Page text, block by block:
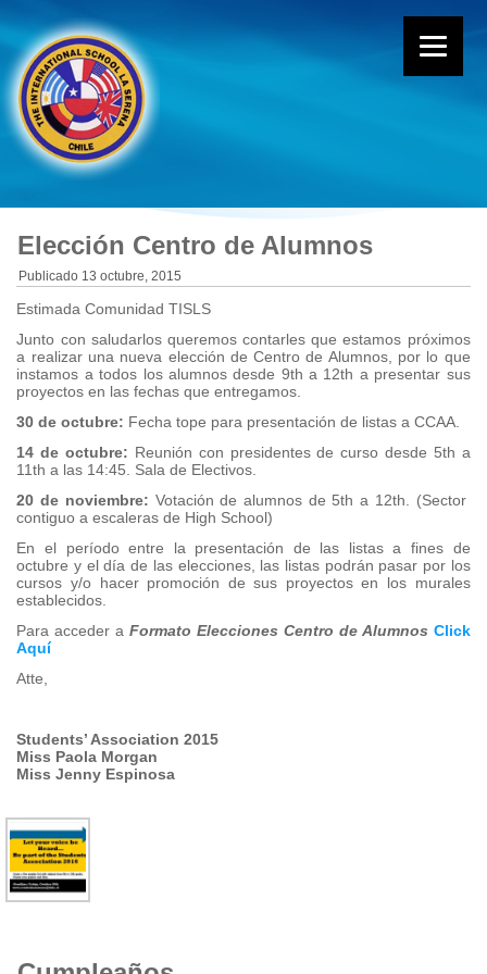
Elección Centro de Alumnos
Publicado 13 octubre, 2015
Estimada Comunidad TISLS
Junto con saludarlos queremos contarles que estamos próximos
a realizar una nueva elección de Centro de Alumnos, por lo que
instamos a todos los alumnos desde 9th a 12th a presentar sus
proyectos en las fechas que entregamos.
30 de octubre: Fecha tope para presentación de listas a CCAA.
14 de octubre: Reunión con presidentes de curso desde 5th a
11th a las 14:45. Sala de Electivos.
20 de noviembre: Votación de alumnos de 5th a 12th. (Sector
contiguo a escaleras de High School)
En el período entre la presentación de las listas a fines de
octubre y el día de las elecciones, las listas podrán pasar por los
cursos y/o hacer promoción de sus proyectos en los murales
establecidos.
Para acceder aFormato Elecciones Centro de Alumnos Click
Aquí
Atte,
Students’ Association 2015
Miss Paola Morgan
Miss Jenny Espinosa